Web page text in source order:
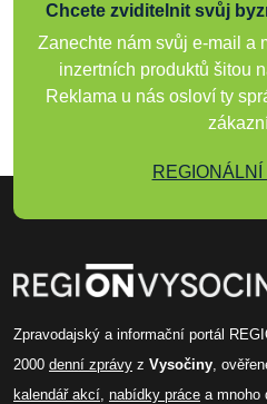
Chcete zviditelnit svůj
Zanechte nám svůj e-mail a
inzertních produktů šitou
Reklama u nás osloví ty
Zpravodajský a informační portál
2000 denní zprávy z Vysočiny ,
kalendář akcí nabídky práce a mnoho